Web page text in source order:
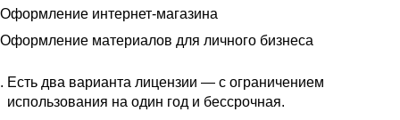
Оформление интернет-магазина
Оформление материалов для личного бизнеса
Есть два варианта лицензии — с ограничением
использования на один год и бессрочная.